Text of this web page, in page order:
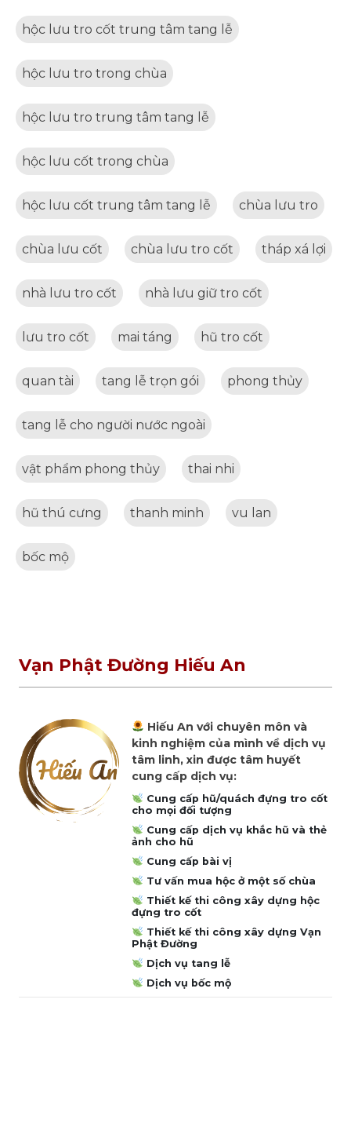
hộc lưu tro cốt trung tâm tang lễ
hộc lưu tro trong chùa
hộc lưu tro trung tâm tang lễ
hộc lưu cốt trong chùa
hộc lưu cốt trung tâm tang lễ chùa lưu tro
chùa lưu cốt chùa lưu tro cốt tháp xá lợi
nhà lưu tro cốt nhà lưu giữ tro cốt
lưu tro cốt mai táng hũ tro cốt
quan tài tang lễ trọn gói phong thủy
tang lễ cho người nước ngoài
vật phẩm phong thủy thai nhi
hũ thú cưng thanh minh vu lan
bốc mộ
Vạn Phật Đường Hiếu An
Hiếu An với chuyên môn và
kinh nghiệm của mình về dịch vụ
tâm linh, xin được tâm huyết
cung cấp dịch vụ:
Cung cấp hũ/quách đựng tro cốt
cho mọi đối tượng
Cung cấp dịch vụ khắc hũ và thẻ
ảnh cho hũ
Cung cấp bài vị
Tư vấn mua hộc ở một số chùa
Thiết kế thi công xây dựng hộc
đựng tro cốt
Thiết kế thi công xây dựng Vạn
Phật Đường
Dịch vụ tang lễ
Dịch vụ bốc mộ